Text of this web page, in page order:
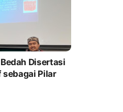
Disertasi
sebagai Pilar